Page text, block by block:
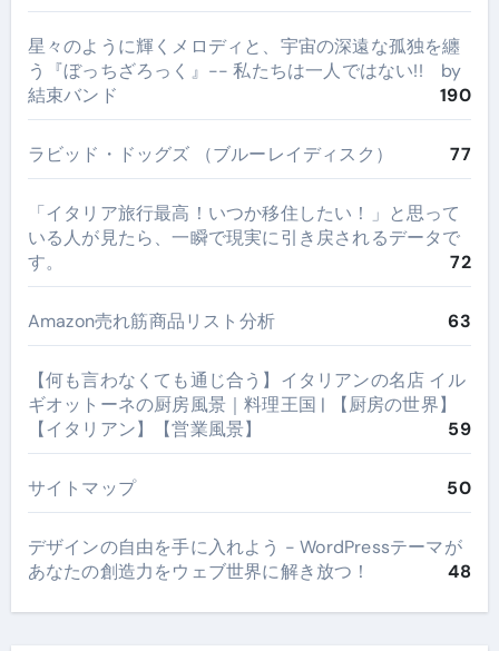
星々のように輝くメロディと、宇宙の深遠な孤独を纏
う『ぼっちざろっく』-- 私たちは一人ではない!! by
結束バンド
190
ラビッド・ドッグズ （ブルーレイディスク） 77
​「イタリア旅行最高！いつか移住したい！」と思って
いる人が見たら、一瞬で現実に引き戻されるデータで
す。
72
Amazon売れ筋商品リスト分析 63
【何も言わなくても通じ合う】イタリアンの名店 イル
ギオットーネの厨房風景｜料理王国 | 【厨房の世界】
【イタリアン】【営業風景】
59
サイトマップ 50
デザインの自由を手に入れよう - WordPressテーマが
あなたの創造力をウェブ世界に解き放つ！
48